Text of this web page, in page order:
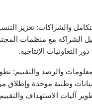
والشراكات: تعزيز
الشراكة مع منظمات
التعاونيات الإنتاجية.
والرصد والتقييم:
وطنية موحدة وإطلاق
آليات الاستهداف